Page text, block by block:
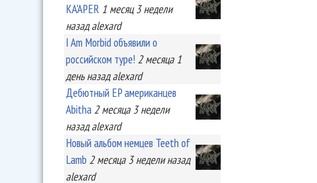
KA'APER 1 месяц 3 недели
назад alexard
I Am Morbid объявили о
российском туре! 2 месяца 1
деньназад alexard
Дебютный EP американцев
Abitha 2 месяца 3 недели
назад alexard
Новый альбом немцев Teeth of
Lamb 2 месяца 3 неделиназад
alexard